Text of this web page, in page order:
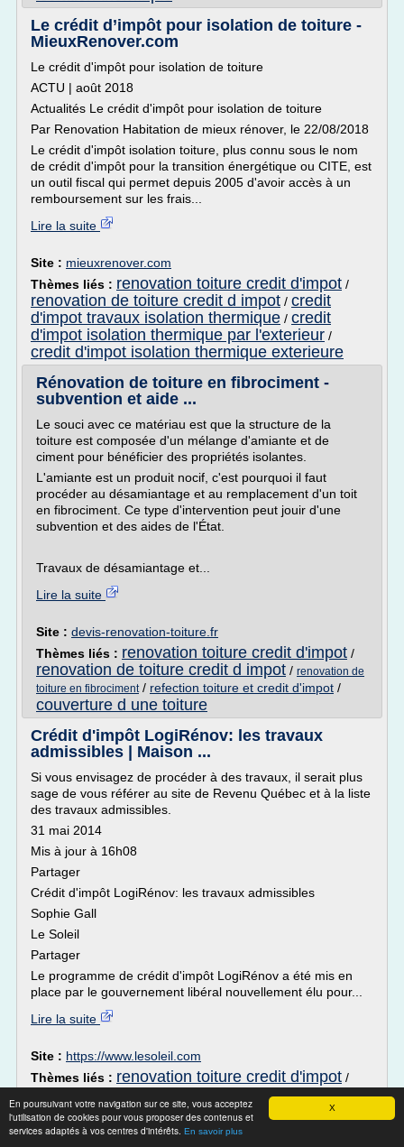
X
En poursuivant votre navigation sur ce site, vous acceptez
l'utilisation de cookies pour vous proposer des contenus et
services adaptés à vos centres d'intérêts. En savoir plus
Le crédit d’impôt pour isolation de toiture -
MieuxRenover.com
Le crédit d'impôt pour isolation de toiture
ACTU | août 2018
Actualités Le crédit d'impôt pour isolation de toiture
Par Renovation Habitation de mieux rénover, le 22/08/2018
Le crédit d'impôt isolation toiture, plus connu sous le nom
de crédit d'impôt pour la transition énergétique ou CITE, est
un outil fiscal qui permet depuis 2005 d'avoir accès à un
remboursement sur les frais...
Lire la suite
Site : mieuxrenover.com
Thèmes liés : renovation toiture credit d'impot /
renovation de toiture credit d impot / credit
d'impot travaux isolation thermique / credit
d'impot isolation thermique par l'exterieur /
credit d'impot isolation thermique exterieure
Rénovation de toiture en fibrociment -
subvention et aide ...
Le souci avec ce matériau est que la structure de la
toiture est composée d'un mélange d'amiante et de
ciment pour bénéficier des propriétés isolantes.
L'amiante est un produit nocif, c'est pourquoi il faut
procéder au désamiantage et au remplacement d'un toit
en fibrociment. Ce type d'intervention peut jouir d'une
subvention et des aides de l'État.
Travaux de désamiantage et...
Lire la suite
Site : devis-renovation-toiture.fr
Thèmes liés : renovation toiture credit d'impot /
renovation de toiture credit d impot / renovation de
toiture en fibrociment/ refection toiture et credit d'impot /
couverture d une toiture
Crédit d'impôt LogiRénov: les travaux
admissibles | Maison ...
Si vous envisagez de procéder à des travaux, il serait plus
sage de vous référer au site de Revenu Québec et à la liste
des travaux admissibles.
31 mai 2014
Mis à jour à 16h08
Partager
Crédit d'impôt LogiRénov: les travaux admissibles
Sophie Gall
Le Soleil
Partager
Le programme de crédit d'impôt LogiRénov a été mis en
place par le gouvernement libéral nouvellement élu pour...
Lire la suite
Site : https://www.lesoleil.com
Thèmes liés : renovation toiture credit d'impot /
renovation de toiture credit d impot/refection
toiture et credit d'impot/ credit impot travaux maison 2015
credit impot travaux maison 2014